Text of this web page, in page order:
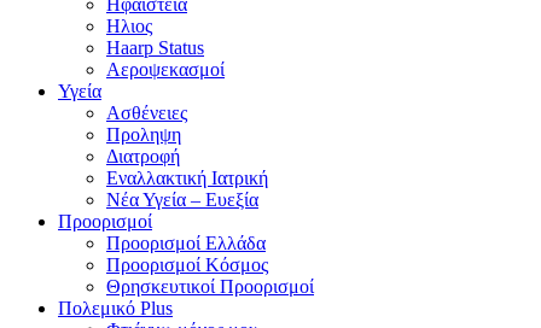
Ηφαίστεια
Ηλιος
Haarp Status
Αεροψεκασμοί
Υγεία
Ασθένειες
Προληψη
Διατροφή
Εναλλακτική Ιατρική
Νέα Υγεία – Ευεξία
Προορισμοί
Προορισμοί Ελλάδα
Προορισμοί Κόσμος
Θρησκευτικοί Προορισμοί
Πολεμικό Plus